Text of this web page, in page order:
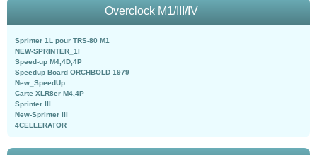
Overclock M1/III/IV
Sprinter 1L pour TRS-80 M1
NEW-SPRINTER_1l
Speed-up M4,4D,4P
Speedup Board ORCHBOLD 1979
New_SpeedUp
Carte XLR8er M4,4P
Sprinter III
New-Sprinter III
4CELLERATOR